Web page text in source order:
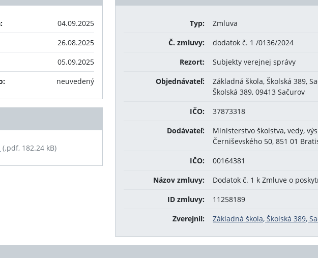
Typ:
Zmluva
Č. zmluvy:
dodatok č. 1 /0136/2024
Rezort:
Subjekty verejnej správy
Objednávateľ:
Základná škola, Školská 389,
Školská 389, 09413 Sačurov
IČO:
37873318
Dodávateľ:
Ministerstvo školstva, vedy,
Černiševského 50, 851 01
IČO:
00164381
Názov zmluvy:
Dodatok č. 1 k Zmluve o
ID zmluvy:
11258189
Zverejnil:
Základná škola, Školská 389,
04.09.2025
26.08.2025
05.09.2025
neuvedený
(.pdf, 182.24 kB)